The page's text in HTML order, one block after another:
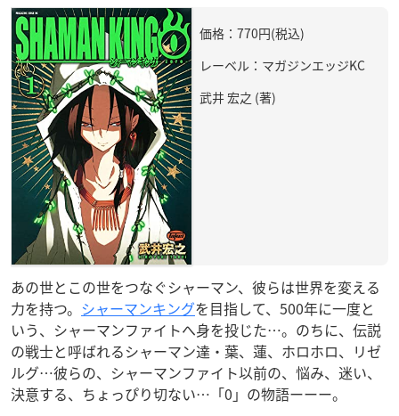
価格：770円(税込)
レーベル：マガジンエッジKC
武井 宏之 (著)
あの世とこの世をつなぐシャーマン、彼らは世界を変える
力を持つ。 シャーマンキングを目指して、500年に一度と
いう、シャーマンファイトへ身を投じた…。のちに、伝説
の戦士と呼ばれるシャーマン達・葉、蓮、ホロホロ、リゼ
ルグ…彼らの、シャーマンファイト以前の、悩み、迷い、
決意する、ちょっぴり切ない…「0」の物語ーーー。